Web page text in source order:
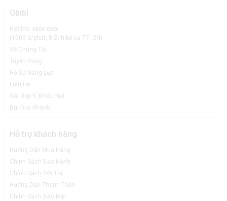
Obibi
Hotline: xxxx-xxxx
(1000 đ/phút, 8-21h kể cả T7, CN)
Về Chúng Tôi
Tuyển Dụng
Hồ Sơ Năng Lực
Liên Hệ
Gửi Góp Ý, Khiếu Nại
Bùi Duy Khánh
Hỗ trợ khách hàng
Hướng Dẫn Mua Hàng
Chính Sách Bảo Hành
Chính Sách Đổi Trả
Hướng Dẫn Thanh Toán
Chính Sách Bảo Mật